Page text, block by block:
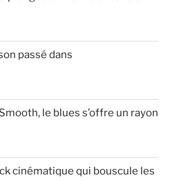
passé dans
le blues s’offre un rayon
cinématique qui bouscule les